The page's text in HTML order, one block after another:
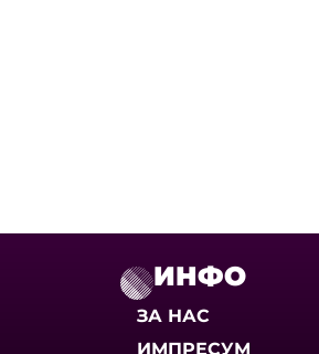
ИНФО
ЗА НАС
ИМПРЕСУМ